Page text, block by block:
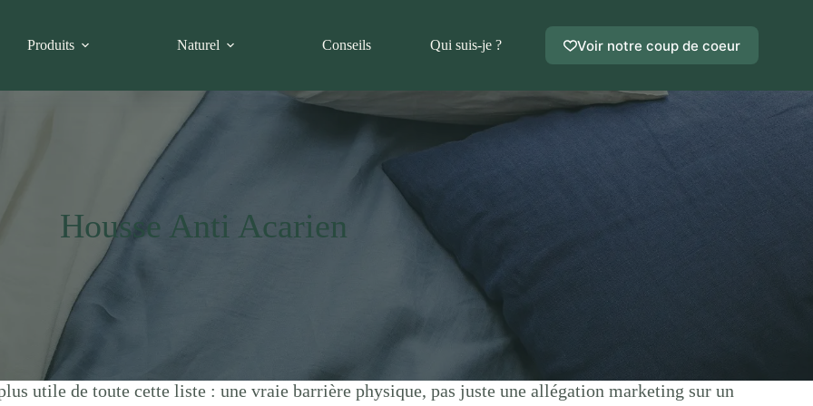
Produits Naturel Conseils Qui suis-je ? Voir notre coup de coeur
Housse Anti Acarien
utile de toute cette liste : une vraie barrière physique, pas juste une allégation marketing sur un